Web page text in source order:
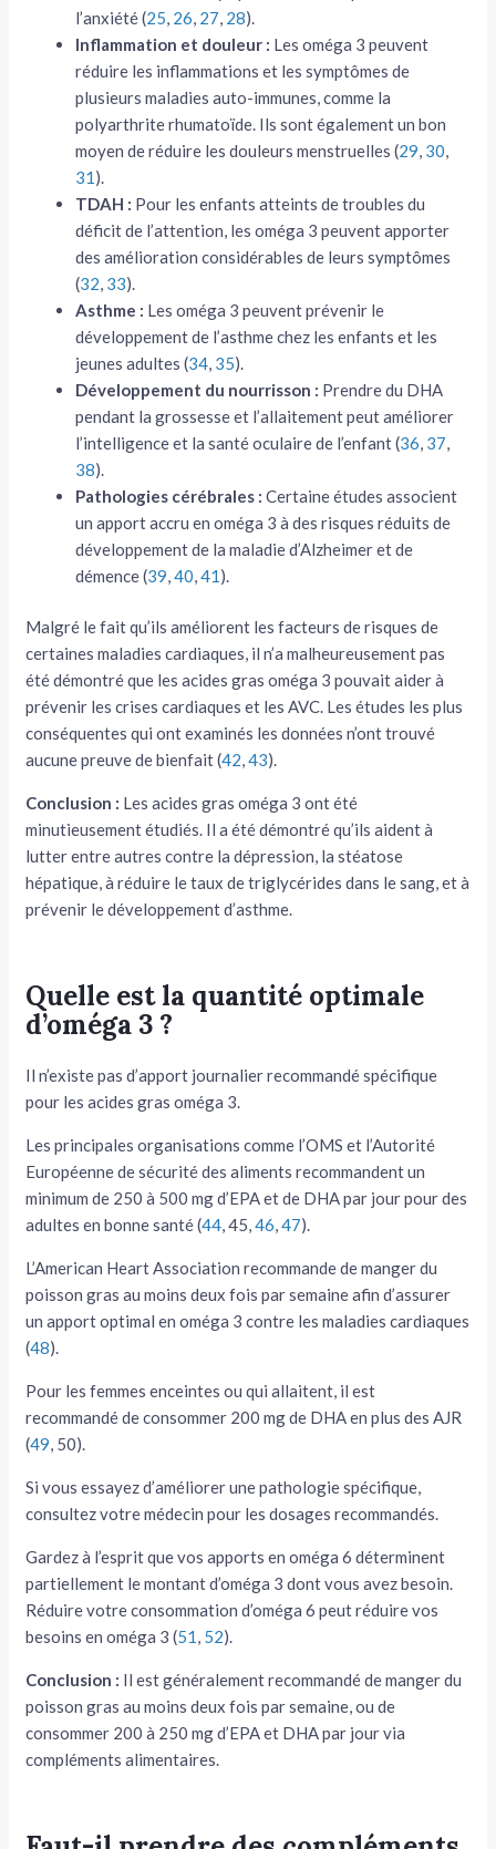
l’anxiété (25, 26, 27, 28).
Inflammation et douleur : Les oméga 3 peuvent
réduire les inflammations et les symptômes de
plusieurs maladies auto-immunes, comme la
polyarthrite rhumatoïde. Ils sont également un bon
moyen de réduire les douleurs menstruelles (29, 30,
31).
TDAH : Pour les enfants atteints de troubles du
déficit de l’attention, les oméga 3 peuvent apporter
des amélioration considérables de leurs symptômes
(32, 33).
Asthme : Les oméga 3 peuvent prévenir le
développement de l’asthme chez les enfants et les
jeunes adultes (34, 35).
Développement du nourrisson : Prendre du DHA
pendant la grossesse et l’allaitement peut améliorer
l’intelligence et la santé oculaire de l’enfant (36, 37,
38).
Pathologies cérébrales : Certaine études associent
un apport accru en oméga 3 à des risques réduits de
développement de la maladie d’Alzheimer et de
démence (39,40,41).
Malgré le fait qu’ils améliorent les facteurs de risques de
certaines maladies cardiaques, il n’a malheureusement pas
été démontré que les acides gras oméga 3 pouvait aider à
prévenir les crises cardiaques et les AVC. Les études les plus
conséquentes qui ont examinés les données n’ont trouvé
aucune preuve de bienfait (42,43).
Conclusion : Les acides gras oméga 3 ont été
minutieusement étudiés. Il a été démontré qu’ils aident à
lutter entre autres contre la dépression, la stéatose
hépatique, à réduire le taux de triglycérides dans le sang, et à
prévenir le développement d’asthme.
Quelle est la quantité optimale
d’oméga 3 ?
Il n’existe pas d’apport journalier recommandé spécifique
pour les acides gras oméga 3.
Les principales organisations comme l’OMS et l’Autorité
Européenne de sécurité des aliments recommandent un
minimum de 250 à 500 mg d’EPA et de DHA par jour pour des
adultes en bonne santé (44, 45,46,47).
L’American Heart Association recommande de manger du
poisson gras au moins deux fois par semaine afin d’assurer
un apport optimal en oméga 3 contre les maladies cardiaques
(48).
Pour les femmes enceintes ou qui allaitent, il est
recommandé de consommer 200 mg de DHA en plus des AJR
(49, 50).
Si vous essayez d’améliorer une pathologie spécifique,
consultez votre médecin pour les dosages recommandés.
Gardez à l’esprit que vos apports en oméga 6 déterminent
partiellement le montant d’oméga 3 dont vous avez besoin.
Réduire votre consommation d’oméga 6 peut réduire vos
besoins en oméga 3 (51, 52).
Conclusion : Il est généralement recommandé de manger du
poisson gras au moins deux fois par semaine, ou de
consommer 200 à 250 mg d’EPA et DHA par jour via
compléments alimentaires.